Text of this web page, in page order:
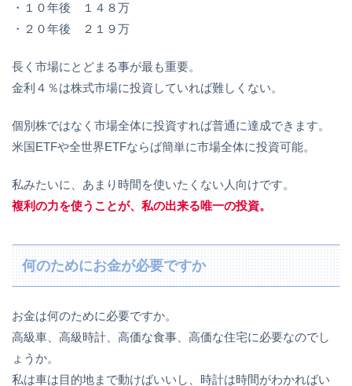
・１０年後 １４８万
・２０年後 ２１９万
長く市場にとどまる事が最も重要。
金利４％は株式市場に投資していれば難しくない。
個別株ではなく市場全体に投資すれば普通に達成できます。
米国ETFや全世界ETFならば簡単に市場全体に投資可能。
私みたいに、あまり時間を使いたくない人向けです。
複利の力を使うことが、私の出来る唯一の投資。
何のためにお金が必要ですか
お金は何のために必要ですか。
高級車、高級時計、高価な食事、高価な住宅に必要なのでし
ょうか。
私は車は目的地まで動けばいいし、時計は時間がわかればい